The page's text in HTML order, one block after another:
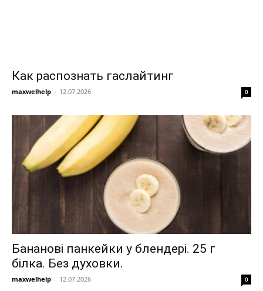
Как распознать гаслайтинг
maxwelhelp - 12.07.2026 0
Бананові панкейки у блендері. 25 г
білка. Без духовки.
maxwelhelp - 12.07.2026 0